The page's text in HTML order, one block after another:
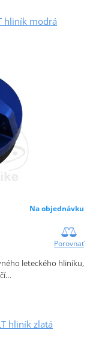
hliník modrá
Na objednávku
Porovnať
leteckého hliníku,
hliník zlatá